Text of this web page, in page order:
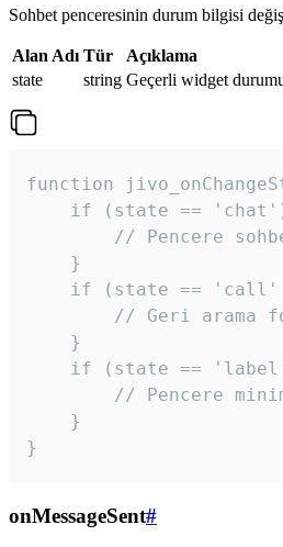
Sohbet penceresinin durum bilgisi
Alan Adı Tür
Açıklama
state
string Geçerli widget
function
if (state ==
// Pencere
    }
if (state ==
// Geri arama
    }
if (state ==
// Pencere
    }
}
onMessageSent#